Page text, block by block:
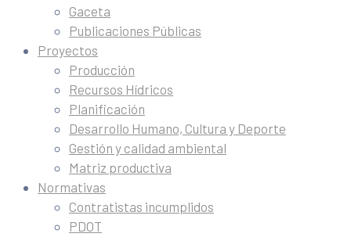
Gaceta
Publicaciones Públicas
Proyectos
Producción
Recursos Hídricos
Planificación
Desarrollo Humano, Cultura y Deporte
Gestión y calidad ambiental
Matriz productiva
Normativas
Contratistas incumplidos
PDOT